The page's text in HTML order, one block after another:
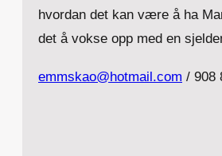
hvordan det kan være å ha
det å vokse opp med en
emmskao@hotmail.com / 908